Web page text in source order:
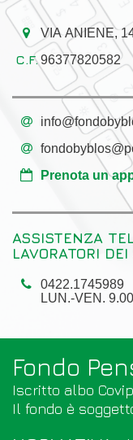
VIA ANIENE,
96377820582
Prenota un
ASSISTENZA
LAVORATORI
0422.1745989
LUN.-VEN.
Fondo
Iscritto albo
Il fondo è